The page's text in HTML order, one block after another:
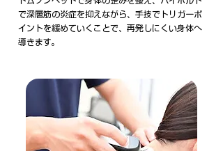
で深層筋の炎症を抑えながら、手技でトリガーポ
イントを緩めていくことで、再発しにくい身体へ
導きます。​